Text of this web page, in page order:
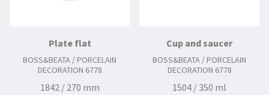
Plate flat
BOSS&BEATA / PORCELAIN
DECORATION 6778
1842 / 270 mm
Cup and saucer
BOSS&BEATA / PORCELAIN
DECORATION 6778
1504 / 350 ml